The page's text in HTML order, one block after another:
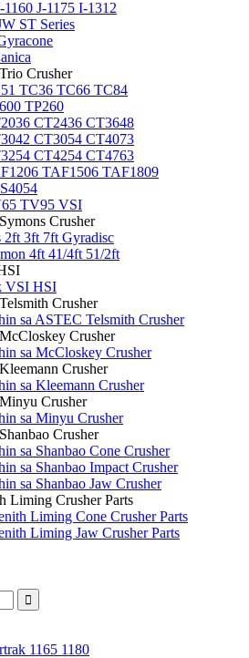
J-1175 I-1312
ST Series
Crusher
TC36 TC66 TC84
TP260
CT2436 CT3648
CT3054 CT4073
CT4254 CT4763
TAF1506 TAF1809
TV95 VSI
Crusher
2ft 3ft 7ft Gyradisc
4ft 41/4ft 51/2ft
VSI HSI
Crusher
sa ASTEC Telsmith Crusher
Crusher
sa McCloskey Crusher
Crusher
sa Kleemann Crusher
Crusher
sa Minyu Crusher
Crusher
sa Shanbao Cone Crusher
sa Shanbao Impact Crusher
sa Shanbao Jaw Crusher
Liming Crusher Parts
Liming Cone Crusher Parts
Liming Jaw Crusher Parts
1165 1180